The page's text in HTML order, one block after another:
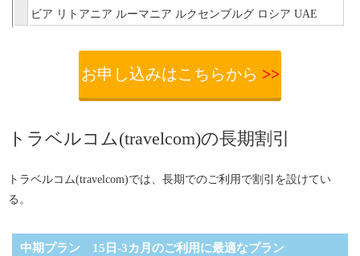
ビア リトアニア ルーマニア ルクセンブルグ ロシア UAE
お申し込みはこちらから >>
トラベルコム(travelcom)の長期割引
トラベルコム(travelcom)では、長期でのご利用で割引を設けてい
る。
中期プラン 15日-3カ月のご利用に最適なプラン